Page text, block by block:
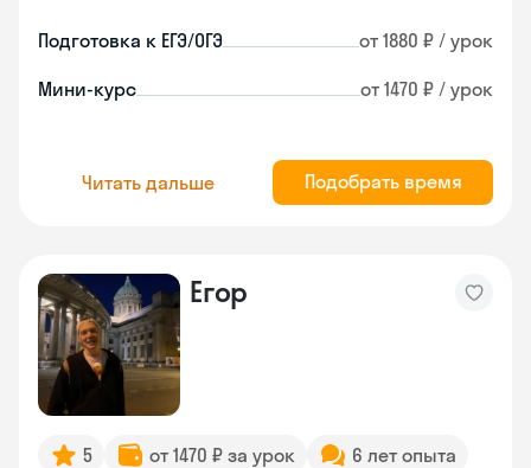
Подготовка к ЕГЭ/ОГЭ от 1880 ₽ / урок
Мини-курс от 1470 ₽ / урок
Читать дальше Подобрать время
Егор
5 от 1470 ₽ за урок 6 лет опыта